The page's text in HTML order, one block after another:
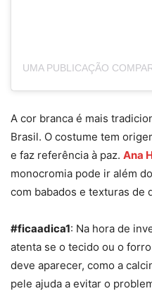
A cor branca é mais
Brasil. O costume tem
e faz referência à paz. Ana
monocromia pode ir além
com babados e texturas de
#ficaadica1: Na hora de
atenta se o tecido ou o
deve aparecer, como a
pele ajuda a evitar o